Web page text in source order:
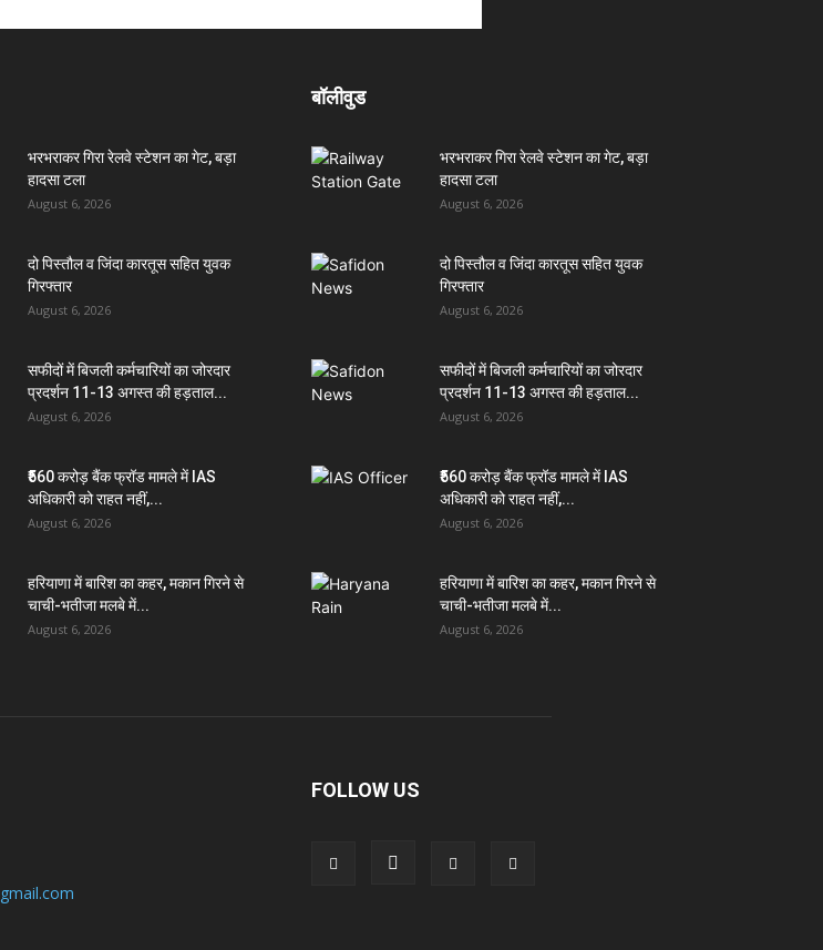
भरभराकर गिरा रेलवे स्टेशन का गेट, बड़ा
हादसा टला
August 6, 2026
दो पिस्तौल व जिंदा कारतूस सहित युवक
गिरफ्तार
August 6, 2026
सफीदों में बिजली कर्मचारियों का जोरदार
प्रदर्शन 11-13 अगस्त की हड़ताल...
August 6, 2026
₹560 करोड़ बैंक फ्रॉड मामले में IAS
अधिकारी को राहत नहीं,...
August 6, 2026
हरियाणा में बारिश का कहर, मकान गिरने से
चाची-भतीजा मलबे में...
August 6, 2026
बॉलीवुड
भरभराकर गिरा रेलवे स्टेशन का गेट, बड़ा
हादसा टला
August 6, 2026
दो पिस्तौल व जिंदा कारतूस सहित युवक
गिरफ्तार
August 6, 2026
सफीदों में बिजली कर्मचारियों का जोरदार
प्रदर्शन 11-13 अगस्त की हड़ताल...
August 6, 2026
₹560 करोड़ बैंक फ्रॉड मामले में IAS
अधिकारी को राहत नहीं,...
August 6, 2026
हरियाणा में बारिश का कहर, मकान गिरने से
चाची-भतीजा मलबे में...
August 6, 2026
FOLLOW US